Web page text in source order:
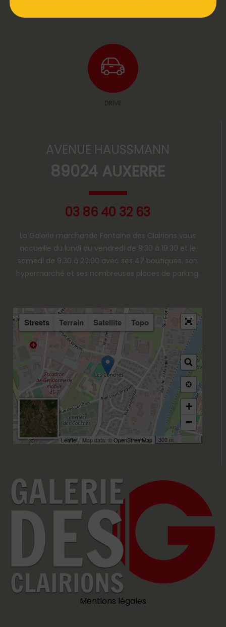
AVENUE HAUSSMANN
89024 AUXERRE
03 86 40 32 63
La Galerie marchande Fontaine des Clairions vous
accueille du lundi au vendredi de 9:30 à 19:30 et le
samedi de 9:30 à 20:00 avec ses 47 boutiques, son
hypermarché et ses nombreuses places de parking.
Streets Terrain Satellite Topo
+
−
300 m
Leaflet | Map data: ©OpenStreetMap
Mentions légales